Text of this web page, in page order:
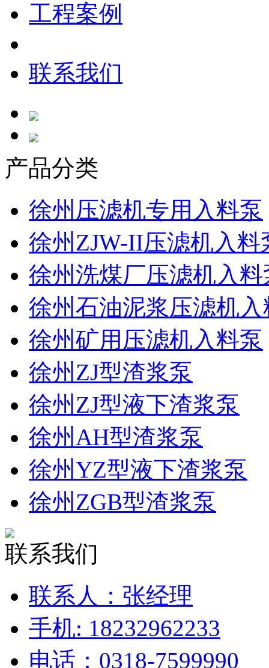
工程案例
联系我们
产品分类
徐州压滤机专用入料泵
徐州ZJW-II压滤机入料
徐州洗煤厂压滤机入料
徐州石油泥浆压滤机入
徐州矿用压滤机入料泵
徐州ZJ型渣浆泵
徐州ZJ型液下渣浆泵
徐州AH型渣浆泵
徐州YZ型液下渣浆泵
徐州ZGB型渣浆泵
联系我们
联系人：张经理
手机: 18232962233
电话：0318-7599990